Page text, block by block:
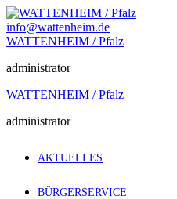
Zum
Inhalt
springen
info@wattenheim.de
WATTENHEIM / Pfalz
administrator
WATTENHEIM / Pfalz
administrator
AKTUELLES
BÜRGERSERVICE